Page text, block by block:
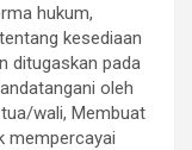
hukum,
kesediaan
ditugaskan pada
oleh
wali, Membuat
mempercayai